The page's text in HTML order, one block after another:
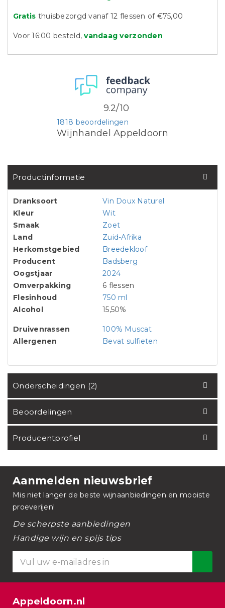
Gratis thuisbezorgd vanaf 12 flessen of €75,00
Voor 16:00 besteld,vandaag verzonden
Wijnhandel Appeldoorn
1818 beoordelingen
9.2/10
Productinformatie
Dranksoort
Vin Doux Naturel
Kleur
Wit
Smaak
Zoet
Land
Zuid-Afrika
Herkomstgebied
Breedekloof
Producent
Badsberg
Oogstjaar
2024
Omverpakking
6 flessen
Flesinhoud
750 ml
Alcohol
15,50%
Druivenrassen
100% Muscat
Allergenen
Bevat sulfieten
Onderscheidingen (2)
Beoordelingen
Producentprofiel
Aanmelden nieuwsbrief
Mis niet langer de beste wijnaanbiedingen en mooiste
proeverijen!
De scherpste aanbiedingen
Handige wijn en spijs tips
Appeldoorn.nl